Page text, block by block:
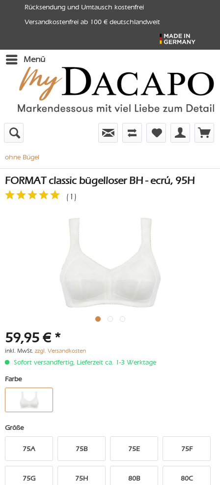
Rücksendung und Umtausch kostenfrei
Versandkostenfrei ab 100 € deutschlandweit
Menü
ohne Bügel
FORMAT classic bügelloser BH - ecrú, 95H
( 1 )
59,95 € *
inkl. MwSt. zzgl. Versandkosten
Sofort versandfertig, Lieferzeit ca. 1-3 Werktage
Farbe
Größe
75A 75B 75E 75F
75G 75H 80B 80C